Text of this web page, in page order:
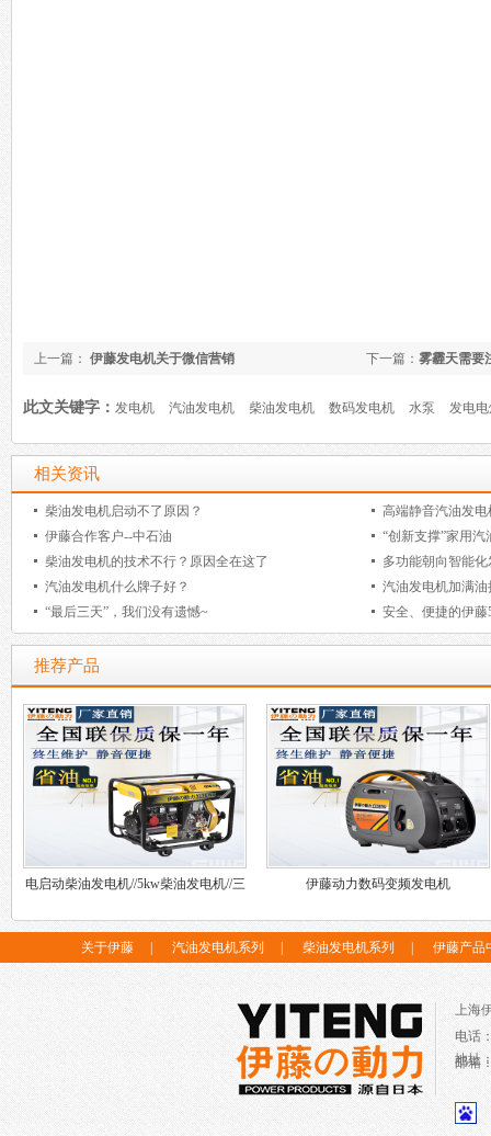
下一篇： 雾霾天需
上一篇： 伊藤发电机关于微信营销
此文关键字： 发电机 汽油发电机 柴油发电机 数码发电机 水泵 发电
相关资讯
柴油发电机启动不了原因？
高端静音汽油发
伊藤合作客户--中石油
“创新支撑”家用汽
柴油发电机的技术不行？原因全在这了
多功能朝向智能
汽油发电机什么牌子好？
汽油发电机加满
“最后三天”，我们没有遗憾~
安全、便捷的伊
推荐产品
电启动柴油发电机//5kw柴油发电机//三
伊藤动力数码变频发电机
关于伊藤 汽油发电机系列 柴油发电机系列 伊藤产品
上海
电话
邮箱
地址